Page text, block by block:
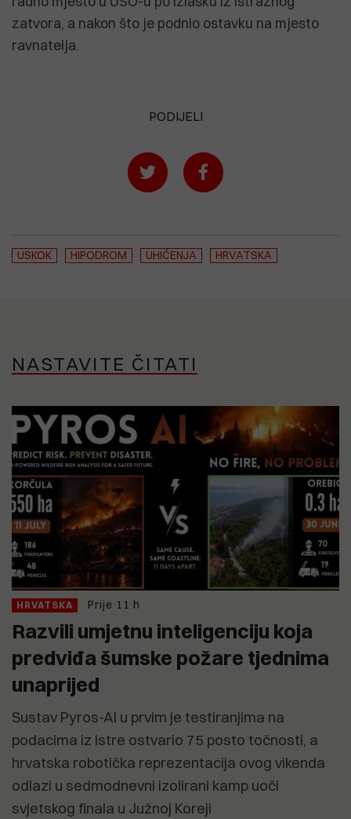
zatvora, a nakon što je podnio ostavku na mjesto
ravnatelja.
PODIJELI
USKOK HIPODROM UHIĆENJA HRVATSKA
NASTAVITE ČITATI
HRVATSKA Prije 11 h
Razvili umjetnu inteligenciju koja
predviđa šumske požare tjednima
unaprijed
Sustav Pyros-AI u prvim je testiranjima na
podacima iz Istre ostvario 75 posto točnosti, a
hrvatska robotička reprezentacija ovog vikenda
odlazi u sedmodnevni izolirani kamp uoči
svjetskog finala u Južnoj Koreji